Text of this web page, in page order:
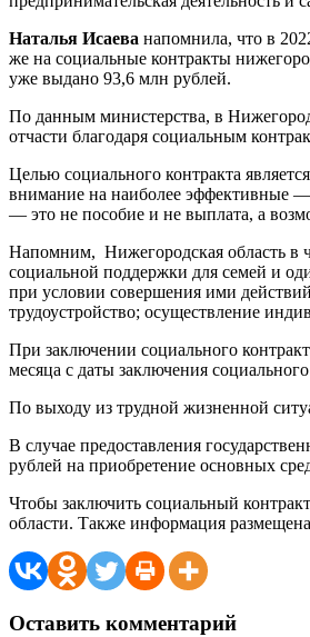
Наталья Исаева напомнила, что в
же на социальные контракты
уже выдано 93,6 млн рублей.
По данным министерства, в
отчасти благодаря социальным
Целью социального контракта
внимание на наиболее эффективные —
— это не пособие и не выплата, а
Напомним, Нижегородская область в
социальной поддержки для семей и
при условии совершения ими
трудоустройство; осуществление
При заключении социального
месяца с даты заключения
По выходу из трудной жизненной
В случае предоставления
рублей на приобретение основных
Чтобы заключить социальный
области. Также информация
Оставить комментарий